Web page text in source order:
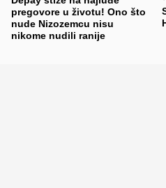
pregovore u životu! Ono što
nude Nizozemcu nisu
nikome nudili ranije